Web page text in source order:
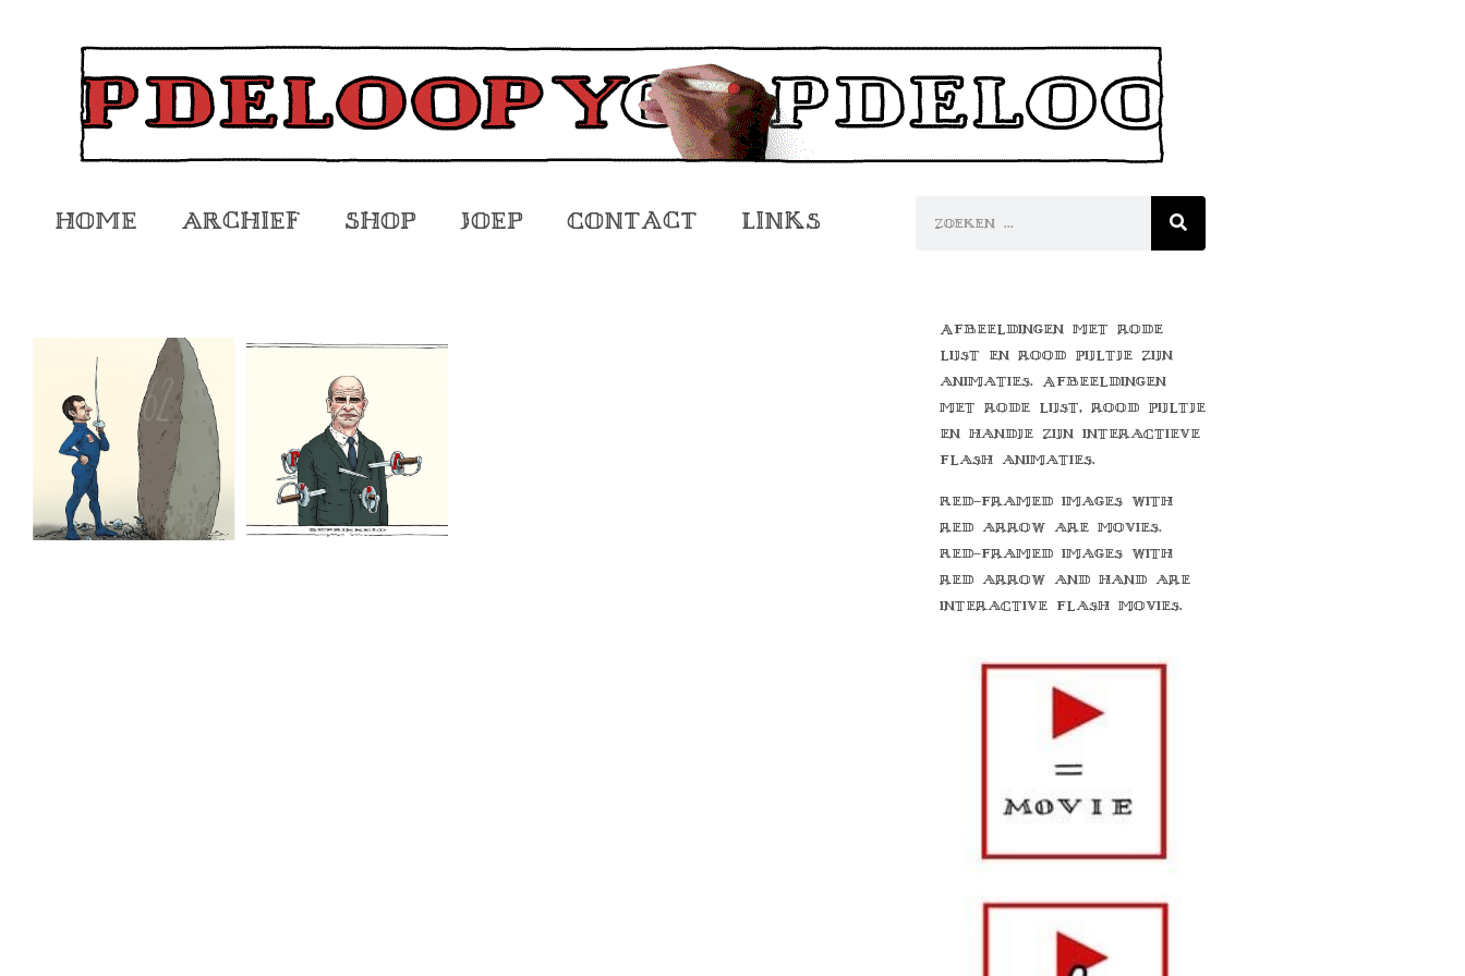
Home Archief Shop Joep Contact Links
Afbeeldingen met rode
lijst en rood pijltje zijn
animaties. Afbeeldingen
met rode lijst, rood pijltje
en handje zijn interactieve
flash animaties.
Red-framed images with
red arrow are movies.
Red-framed images with
red arrow and hand are
interactive flash movies.